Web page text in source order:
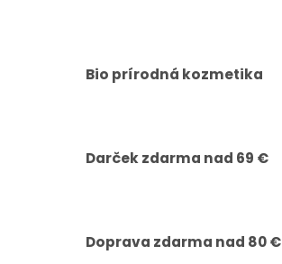
Bio prírodná kozmetika
Darček zdarma nad 69 €
Doprava zdarma nad 80 €